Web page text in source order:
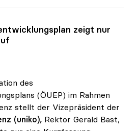
zeigt nur
des
(ÖUEP) im Rahmen
stellt der Vizepräsident der
(uniko), Rektor Gerald Bast,